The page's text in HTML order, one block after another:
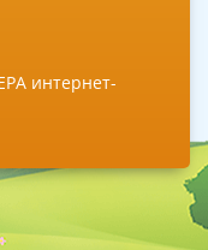
интернет-